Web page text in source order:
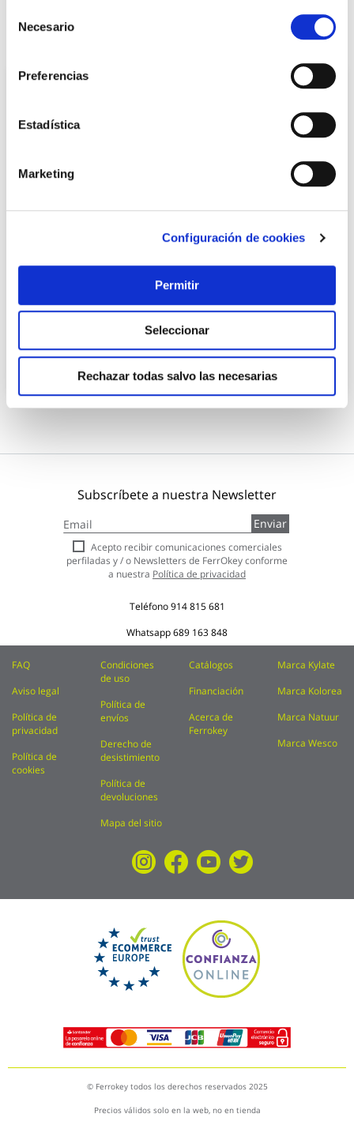
Necesario
Preferencias
Estadística
Marketing
Configuración de cookies
Permitir
Seleccionar
Rechazar todas salvo las necesarias
Maleta llaves de vaso y puntas de 1/4 y 1/2 215 piezas
Mannesmann
131,25 €
Añadir al carrito
Subscríbete a nuestra Newsletter
a
nuestro
boletín
de
Enviar
Acepto recibir comunicaciones comerciales
perfiladas y / o Newsletters de FerrOkey conforme
a nuestra Política de privacidad
Teléfono914 815 681
Whatsapp689 163 848
FAQ
Aviso legal
Política de
privacidad
Política de
cookies
Condiciones
de uso
Política de
envíos
Derecho de
desistimiento
Política de
devoluciones
Mapa del sitio
Catálogos
Financiación
Acerca de
Ferrokey
Marca Kylate
Marca Kolorea
Marca Natuur
Marca Wesco
© Ferrokey todos los derechos reservados 2025
Precios válidos solo en la web, no en tienda